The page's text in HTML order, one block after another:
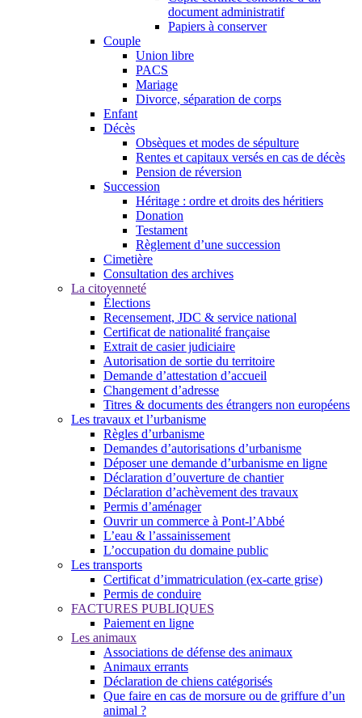
document administratif
Papiers à conserver
Couple
Union libre
PACS
Mariage
Divorce, séparation de corps
Enfant
Décès
Obsèques et modes de sépulture
Rentes et capitaux versés en cas de décès
Pension de réversion
Succession
Héritage : ordre et droits des héritiers
Donation
Testament
Règlement d’une succession
Cimetière
Consultation des archives
La citoyenneté
Élections
Recensement, JDC & service national
Certificat de nationalité française
Extrait de casier judiciaire
Autorisation de sortie du territoire
Demande d’attestation d’accueil
Changement d’adresse
Titres & documents des étrangers non européens
Les travaux et l’urbanisme
Règles d’urbanisme
Demandes d’autorisations d’urbanisme
Déposer une demande d’urbanisme en ligne
Déclaration d’ouverture de chantier
Déclaration d’achèvement des travaux
Permis d’aménager
Ouvrir un commerce à Pont-l’Abbé
L’eau & l’assainissement
L’occupation du domaine public
Les transports
Certificat d’immatriculation (ex-carte grise)
Permis de conduire
FACTURES PUBLIQUES
Paiement en ligne
Les animaux
Associations de défense des animaux
Animaux errants
Déclaration de chiens catégorisés
Que faire en cas de morsure ou de griffure d’un
animal ?